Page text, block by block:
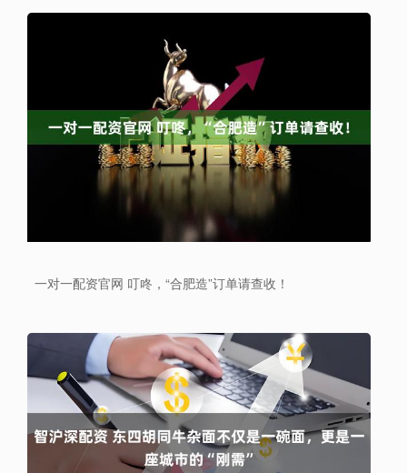
一对一配资官网 叮咚，“合肥造”订单请查收！